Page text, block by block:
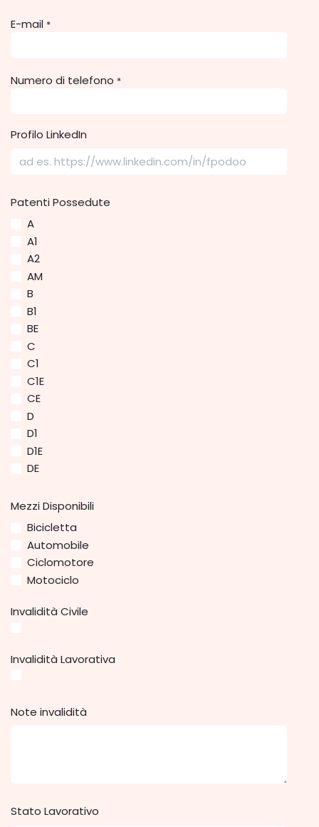
E-mail *
Numero di telefono *
Profilo LinkedIn
Patenti Possedute
A
A1
A2
AM
B
B1
BE
C
C1
C1E
CE
D
D1
D1E
DE
Mezzi Disponibili
Bicicletta
Automobile
Ciclomotore
Motociclo
Invalidità Civile
Invalidità Lavorativa
Note invalidità
Stato Lavorativo